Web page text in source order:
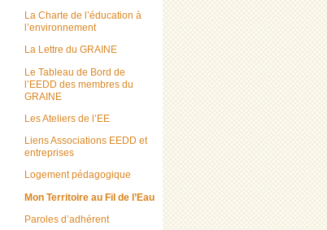
La Charte de l’éducation à
l’environnement
La Lettre du GRAINE
Le Tableau de Bord de
l’EEDD des membres du
GRAINE
Les Ateliers de l’EE
Liens Associations EEDD et
entreprises
Logement pédagogique
Mon Territoire au Fil de l’Eau
Paroles d’adhérent